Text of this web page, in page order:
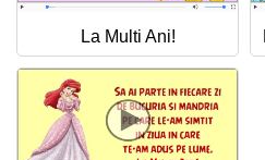
Felicitari muzicale personalizate
Felicitari animate
Invitatii personalizate
La Multi Ani!